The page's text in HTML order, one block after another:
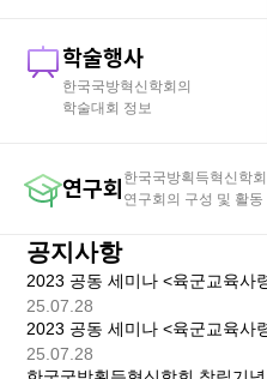
학술행사
한국국방혁신학회의
학술대회 정보
연구회 한국국방획득혁신학회
연구회의 구성 및 활동
공지사항
25.07.28
25.07.28